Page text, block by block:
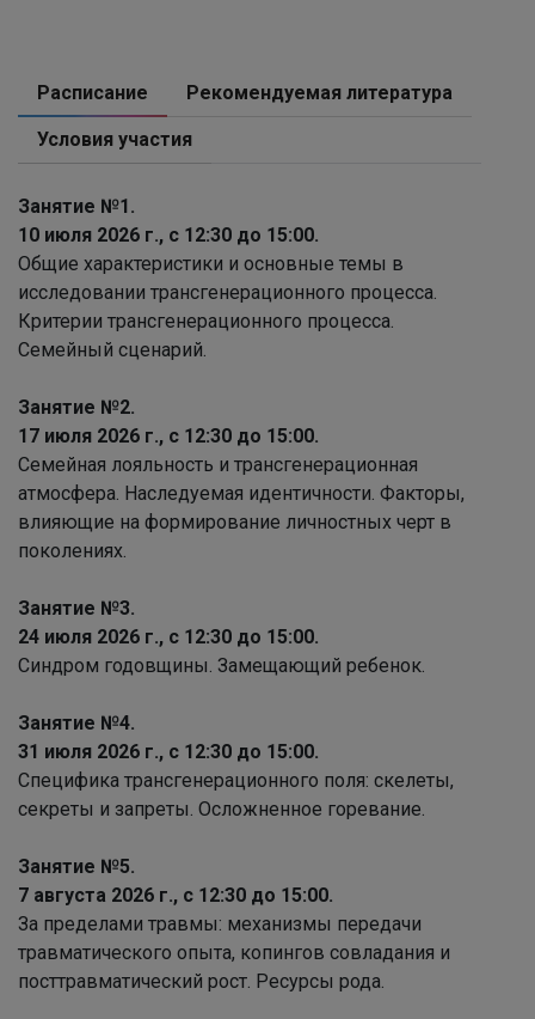
Расписание Рекомендуемая литература
Условия участия
Занятие №1.
10 июля 2026 г., с 12:30 до 15:00.
Общие характеристики и основные темы в
исследовании трансгенерационного процесса.
Критерии трансгенерационного процесса.
Семейный сценарий.
Занятие №2.
17 июля 2026 г., с 12:30 до 15:00.
Семейная лояльность и трансгенерационная
атмосфера. Наследуемая идентичности. Факторы,
влияющие на формирование личностных черт в
поколениях.
Занятие №3.
24 июля 2026 г., с 12:30 до 15:00.
Синдром годовщины. Замещающий ребенок.
Занятие №4.
31 июля 2026 г., с 12:30 до 15:00.
Специфика трансгенерационного поля: скелеты,
секреты и запреты. Осложненное горевание.
Занятие №5.
7 августа 2026 г., с 12:30 до 15:00.
За пределами травмы: механизмы передачи
травматического опыта, копингов совладания и
посттравматический рост. Ресурсы рода.